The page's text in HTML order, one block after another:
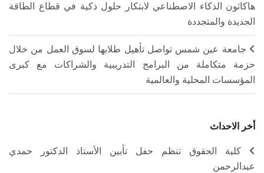
هاكاثون الذكاء الاصطناعي لابتكار حلول ذكية في قطاع الطاقة
الجديدة والمتجددة
جامعة عين شمس تواصل تأهيل طلابها لسوق العمل من خلال
حزمة متكاملة من البرامج التدريبية والشراكات مع كبرى
المؤسسات المحلية والعالمية
أخر الاحداث
كلية الحقوق تنظم حفل تأبين الأستاذ الدكتور حمدي
عبدالرحمن